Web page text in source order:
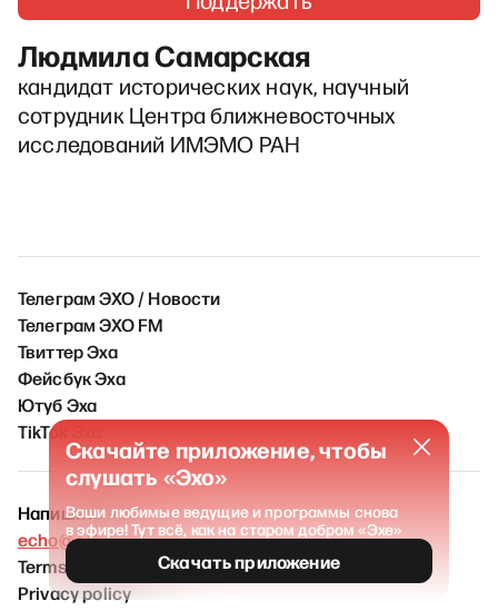
Людмила Самарская
кандидат исторических наук, научный
сотрудник Центра ближневосточных
исследований ИМЭМО РАН
Скачайте приложение, чтобы
слушать «Эхо»
Ваши любимые ведущие и программы снова
в эфире! Тут всё, как на старом добром «Эхе»
Скачать приложение
Телеграм ЭХО / Новости
Телеграм ЭХО FM
Твиттер Эха
Фейсбук Эха
Ютуб Эха
TikTok Эха
Напишите нам
echo@echofm.online
Terms of Service
Privacy policy